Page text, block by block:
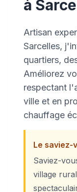
à
Artisan
Sarcelles,
quartiers,
Améliorez
respectant
ville et en
chauffage
Le saviez-
Saviez-
village